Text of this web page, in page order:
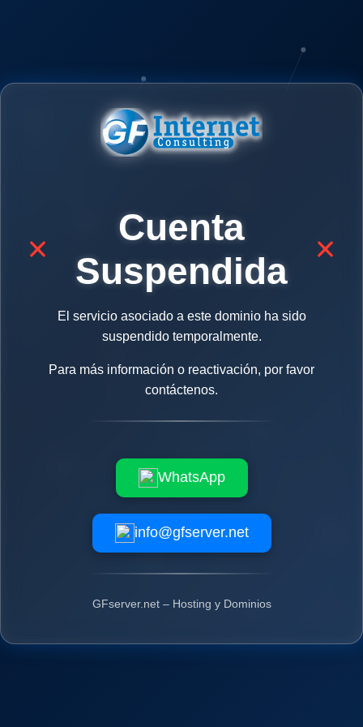
Cuenta
Suspendida
El servicio asociado a este dominio ha sido
suspendido temporalmente.
Para más información o reactivación, por favor
contáctenos.
WhatsApp
info@gfserver.net
GFserver.net – Hosting y Dominios